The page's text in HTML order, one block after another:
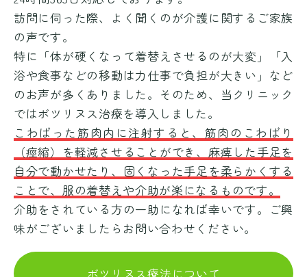
訪問に伺った際、よく聞くのが介護に関するご家族
の声です。
特に「体が硬くなって着替えさせるのが大変」「入
浴や食事などの移動は力仕事で負担が大きい」など
のお声が多くありました。そのため、当クリニック
ではボツリヌス治療を導入しました。
こわばった筋肉内に注射すると、筋肉のこわばり
（痙縮）を軽減させることができ、麻痺した手足を
自分で動かせたり、固くなった手足を柔らかくする
ことで、服の着替えや介助が楽になるものです。
介助をされている方の一助になれば幸いです。ご興
味がございましたらお問い合わせください。
ボツリヌス療法について